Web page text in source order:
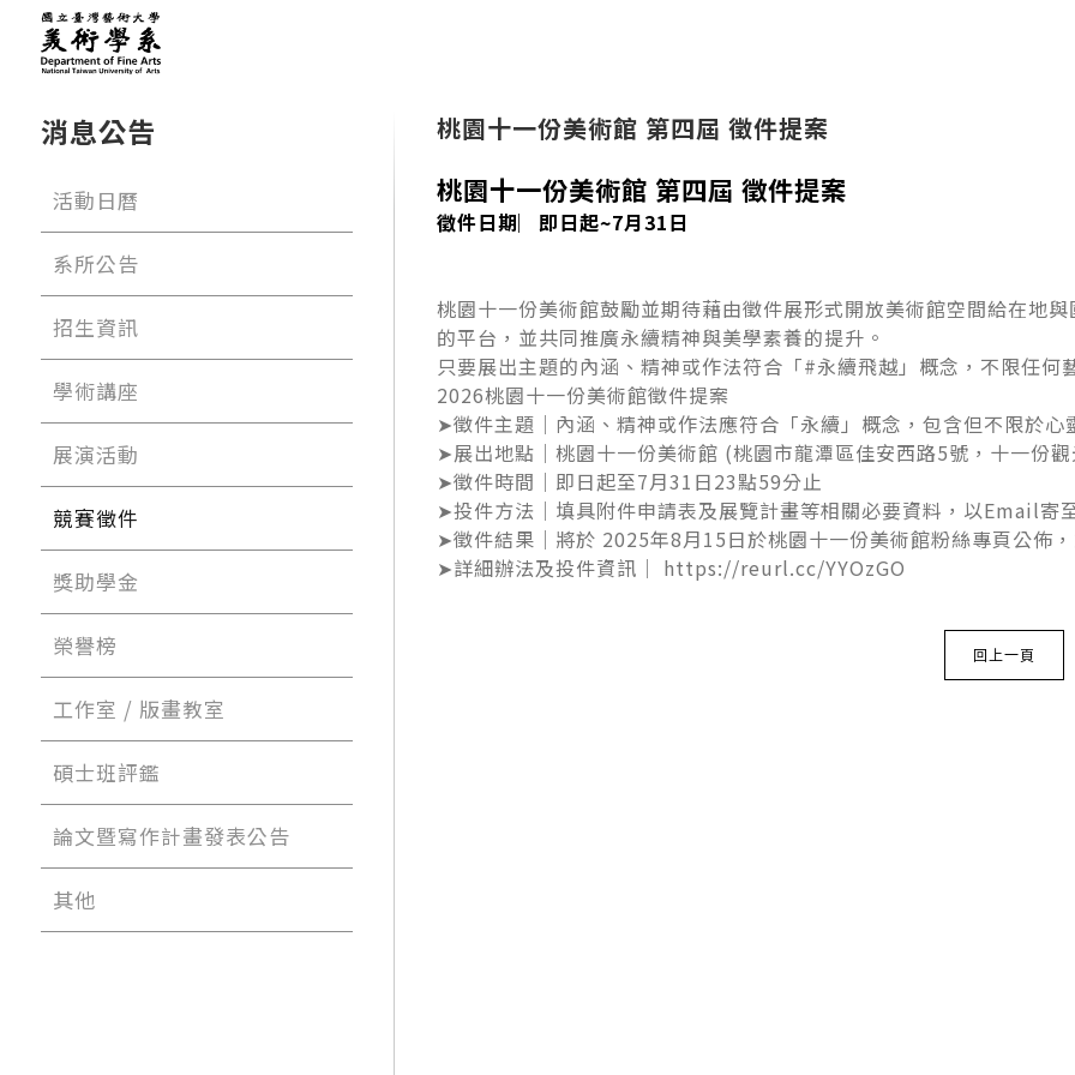
消息公告
活動日曆
系所公告
招生資訊
學術講座
展演活動
競賽徵件
獎助學金
榮譽榜
工作室 / 版畫教室
碩士班評鑑
論文暨寫作計畫發表公告
其他
桃園十一份美術館 第四屆 徵件提案
桃園十一份美術館 第四屆 徵件提案
徵件日期︳即日起~7月31日
桃園十一份美術館鼓勵並期待藉由徵件展形式開放美術館空間給在地
的平台，並共同推廣永續精神與美學素養的提升。​
只要展出主題的內涵、精神或作法符合「#永續飛越」概念，不限任何
2026桃園十一份美術館徵件提案​
➤徵件主題｜內涵、精神或作法應符合「永續」概念，包含但不限於心
➤展出地點｜桃園十一份美術館 (桃園市龍潭區佳安西路5號，十一份
➤徵件時間｜即日起至7月31日23點59分止​
➤投件方法｜填具附件申請表及展覽計畫等相關必要資料，以Email寄
➤徵件結果｜將於 2025年8月15日於桃園十一份美術館粉絲專頁公佈
➤詳細辦法及投件資訊｜ https://reurl.cc/YYOzGO
回上一頁